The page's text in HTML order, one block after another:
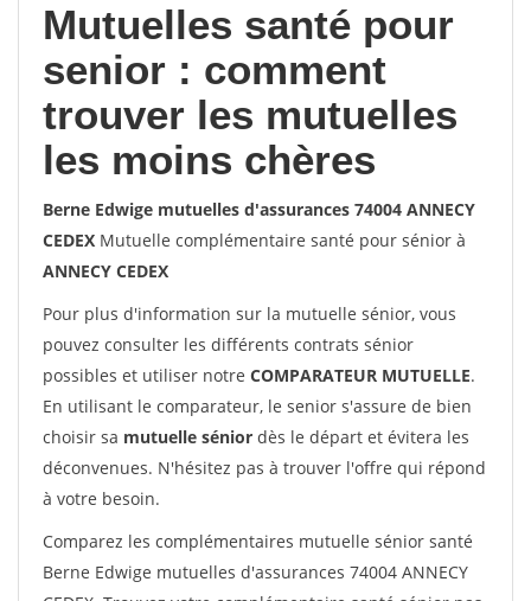
Mutuelles santé pour
senior : comment
trouver les mutuelles
les moins chères
Berne Edwige mutuelles d'assurances 74004 ANNECY
CEDEX Mutuelle complémentaire santé pour sénior à
ANNECY CEDEX
Pour plus d'information sur la mutuelle sénior, vous
pouvez consulter les différents contrats sénior
possibles et utiliser notre COMPARATEUR MUTUELLE.
En utilisant le comparateur, le senior s'assure de bien
choisir sa mutuelle sénior dès le départ et évitera les
déconvenues. N'hésitez pas à trouver l'offre qui répond
à votre besoin.
Comparez les complémentaires mutuelle sénior santé
Berne Edwige mutuelles d'assurances 74004 ANNECY